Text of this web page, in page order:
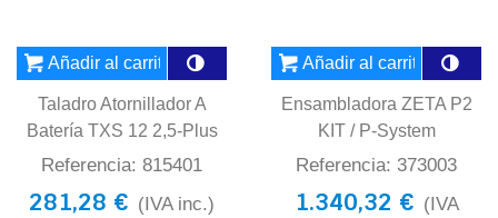
Añadir al carrito
Taladro Atornillador A
Batería TXS 12 2,5-Plus
Referencia: 815401
281,28 € (IVA inc.)
Añadir al carrito
Ensambladora ZETA P2
KIT / P-System
Referencia: 373003
1.340,32 € (IVA